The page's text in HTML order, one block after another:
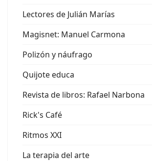
Lectores de Julián Marías
Magisnet: Manuel Carmona
Polizón y náufrago
Quijote educa
Revista de libros: Rafael Narbona
Rick's Café
Ritmos XXI
La terapia del arte